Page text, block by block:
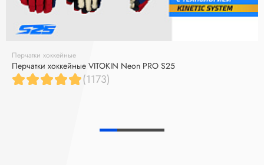
Перчатки хоккейные
Перчатки хоккейные VITOKIN Neon PRO S25
(1173)